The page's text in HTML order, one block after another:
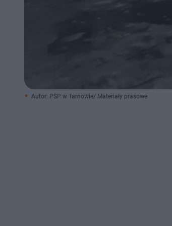
Autor: PSP w Tarnowie/ Materiały prasowe